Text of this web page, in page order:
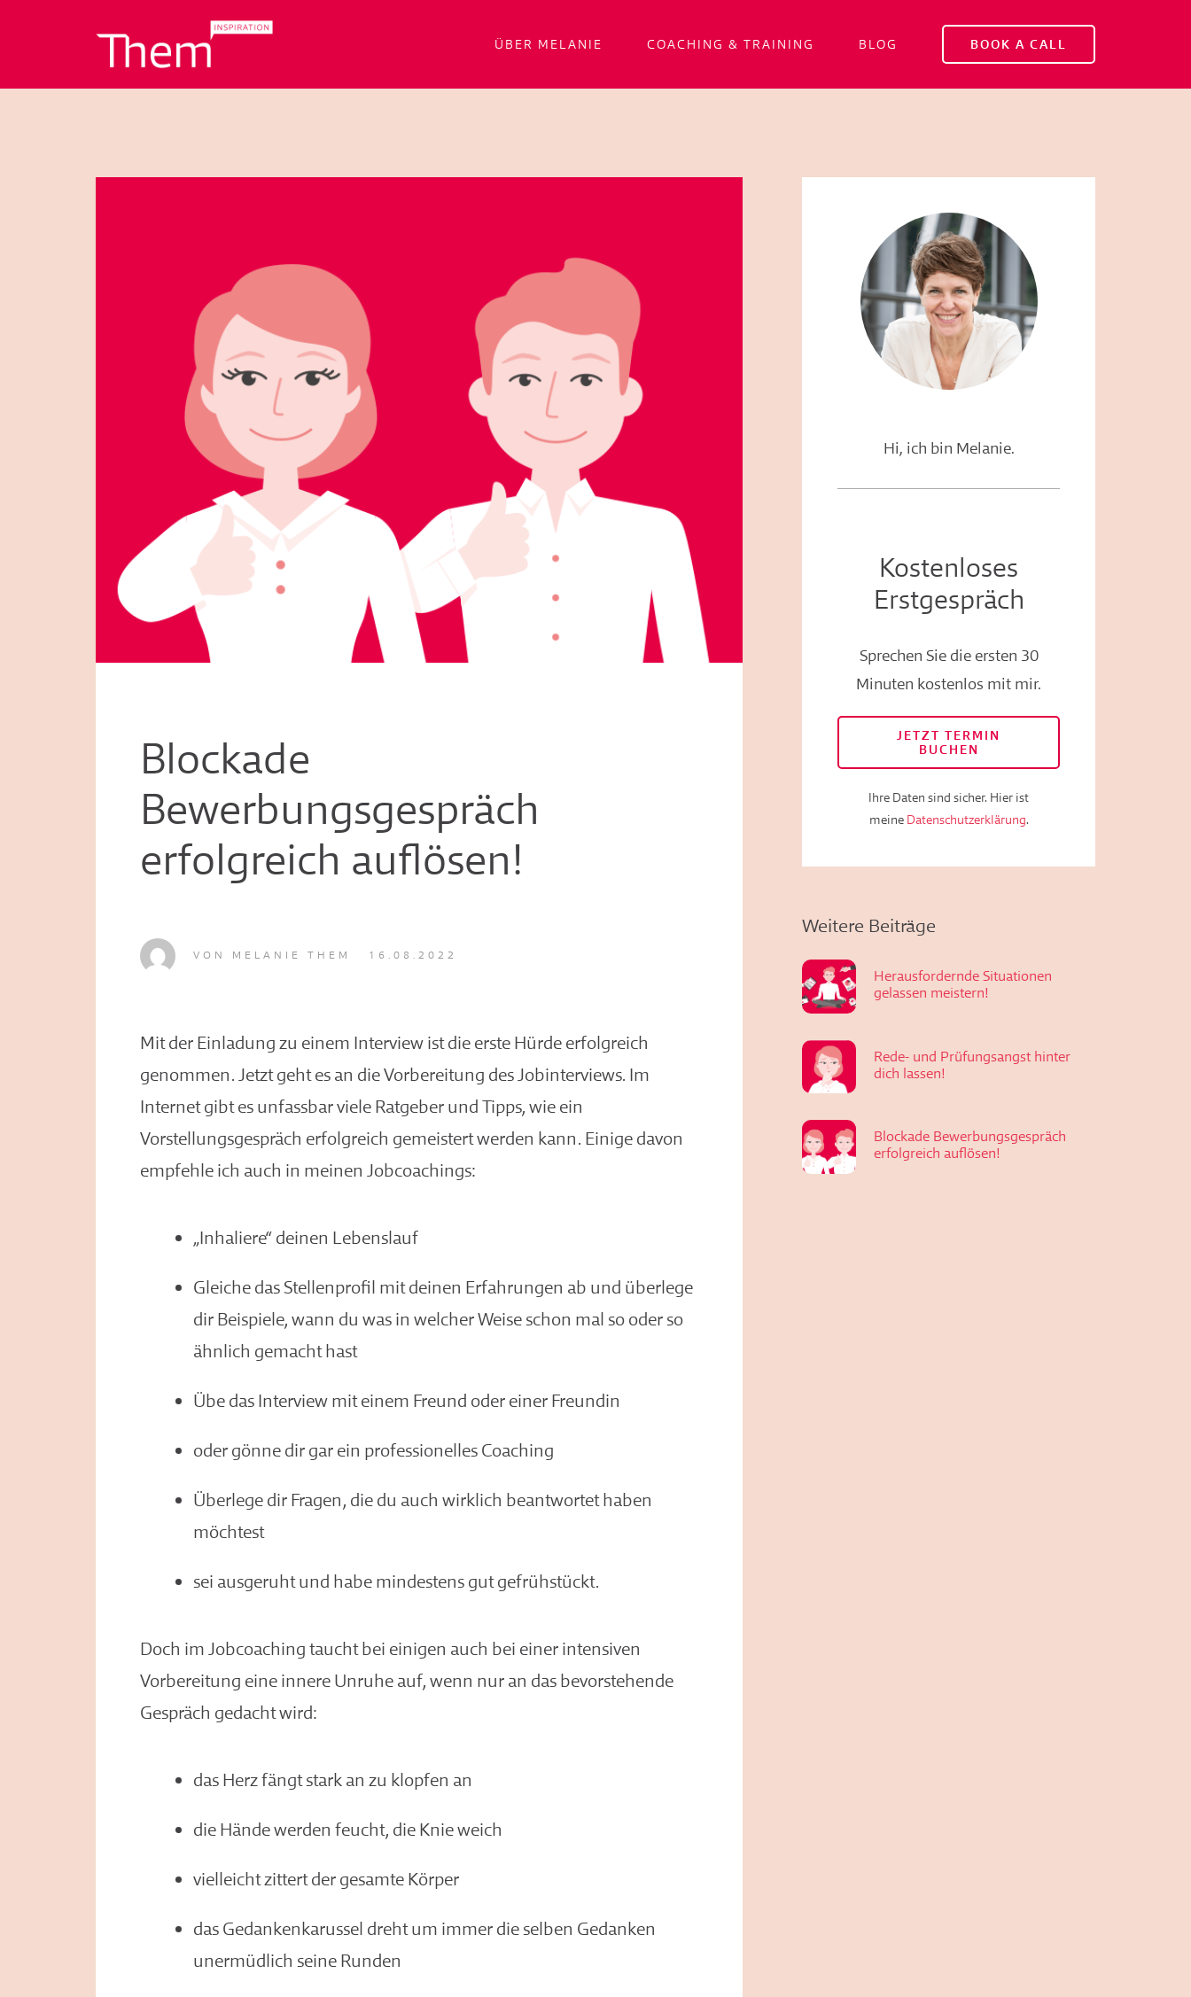
ÜBER MELANIE COACHING & TRAINING BLOG BOOK A CALL
Blockade
Bewerbungsgespräch
erfolgreich auflösen!
VON MELANIE THEM 16.08.2022
Mit der Einladung zu einem Interview ist die erste Hürde erfolgreich
genommen. Jetzt geht es an die Vorbereitung des Jobinterviews. Im
Internet gibt es unfassbar viele Ratgeber und Tipps, wie ein
Vorstellungsgespräch erfolgreich gemeistert werden kann. Einige davon
empfehle ich auch in meinen Jobcoachings:
„Inhaliere“ deinen Lebenslauf
Gleiche das Stellenprofil mit deinen Erfahrungen ab und überlege
dir Beispiele, wann du was in welcher Weise schon mal so oder so
ähnlich gemacht hast
Übe das Interview mit einem Freund oder einer Freundin
oder gönne dir gar ein professionelles Coaching
Überlege dir Fragen, die du auch wirklich beantwortet haben
möchtest
sei ausgeruht und habe mindestens gut gefrühstückt.
Doch im Jobcoaching taucht bei einigen auch bei einer intensiven
Vorbereitung eine innere Unruhe auf, wenn nur an das bevorstehende
Gespräch gedacht wird:
das Herz fängt stark an zu klopfen an
die Hände werden feucht, die Knie weich
vielleicht zittert der gesamte Körper
das Gedankenkarussel dreht um immer die selben Gedanken
unermüdlich seine Runden
Hi, ich bin Melanie.
Kostenloses
Erstgespräch
Sprechen Sie die ersten 30
Minuten kostenlos mit mir.
JETZT TERMIN
BUCHEN
Ihre Daten sind sicher. Hier ist
meine Datenschutzerklärung.
Weitere Beiträge
Herausfordernde Situationen
gelassen meistern!
Rede- und Prüfungsangst hinter
dich lassen!
Blockade Bewerbungsgespräch
erfolgreich auflösen!